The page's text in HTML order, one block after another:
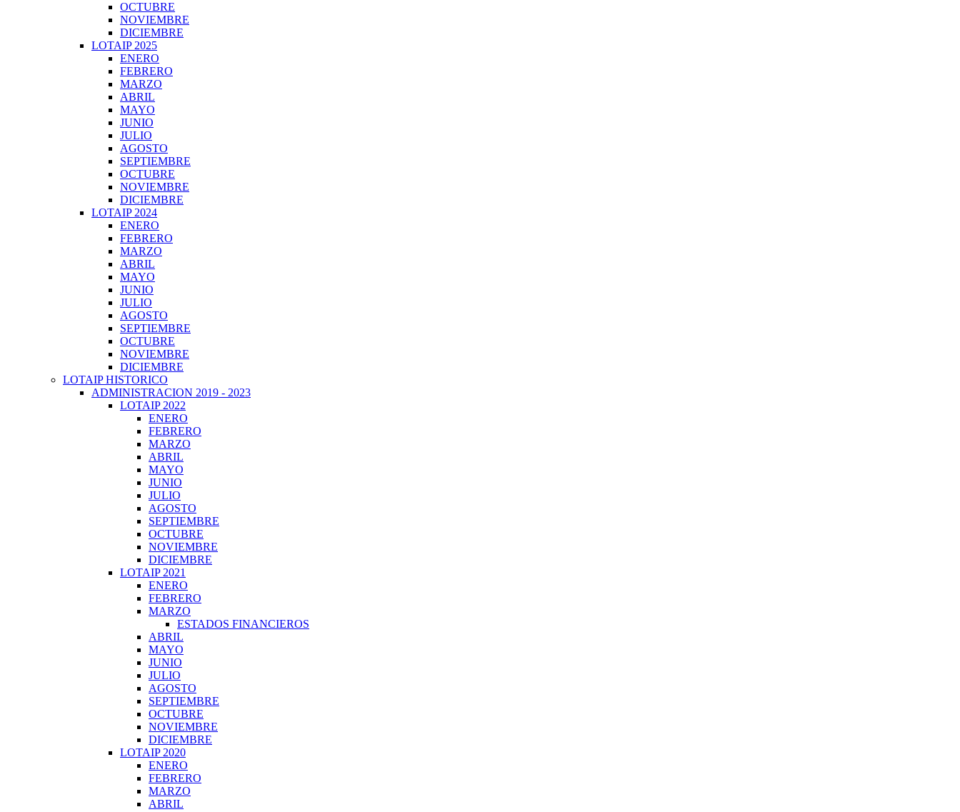
OCTUBRE
NOVIEMBRE
DICIEMBRE
LOTAIP 2025
ENERO
FEBRERO
MARZO
ABRIL
MAYO
JUNIO
JULIO
AGOSTO
SEPTIEMBRE
OCTUBRE
NOVIEMBRE
DICIEMBRE
LOTAIP 2024
ENERO
FEBRERO
MARZO
ABRIL
MAYO
JUNIO
JULIO
AGOSTO
SEPTIEMBRE
OCTUBRE
NOVIEMBRE
DICIEMBRE
LOTAIP HISTORICO
ADMINISTRACION 2019 - 2023
LOTAIP 2022
ENERO
FEBRERO
MARZO
ABRIL
MAYO
JUNIO
JULIO
AGOSTO
SEPTIEMBRE
OCTUBRE
NOVIEMBRE
DICIEMBRE
LOTAIP 2021
ENERO
FEBRERO
MARZO
ESTADOS FINANCIEROS
ABRIL
MAYO
JUNIO
JULIO
AGOSTO
SEPTIEMBRE
OCTUBRE
NOVIEMBRE
DICIEMBRE
LOTAIP 2020
ENERO
FEBRERO
MARZO
ABRIL